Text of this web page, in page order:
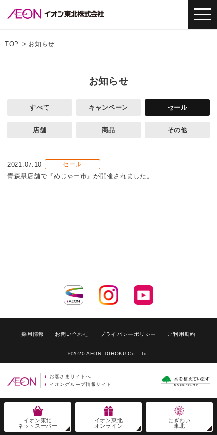
TOP お知らせ
お知らせ
すべて キャンペーン セール
店舗 商品 その他
2021.07.10 セール
青森県店舗で『めじゃー市』が開催されました。
イオン東北
ネットスーパー
イオン東北
オンライン
にぎわい
東北
採用情報 お問い合わせ プライバシーポリシー ご利用規約
©2020 AEON TOHOKU Co.,Ltd.
お客さまサイトへ
イオングループ情報サイト